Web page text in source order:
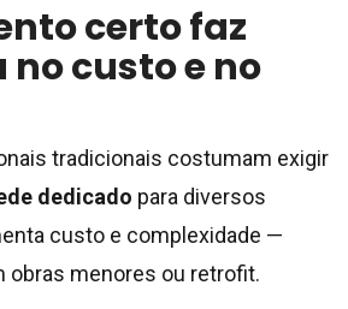
certo faz
custo e no
tradicionais costumam exigir
dedicado para diversos
custo e complexidade —
obras menores ou retrofit.